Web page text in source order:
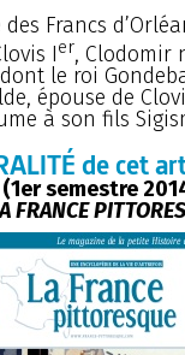
Francs
Ier, Clodomir
le roi
épouse de
à son fils
de cet
semestre
FRANCE